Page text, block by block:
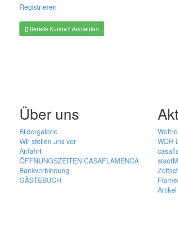
Registrieren
Bereits Kunde? Anmelden
Über uns
Bildergalerie
Wir stellen uns vor
Anfahrt
ÖFFNUNGSZEITEN CASAFLAMENCA
Bankverbindung
GÄSTEBUCH
WDR
Artikel